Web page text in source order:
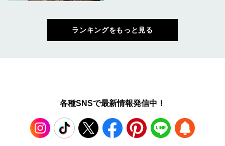
ランキングをもっと見る
各種SNSで最新情報発信中！